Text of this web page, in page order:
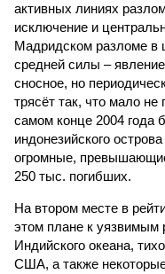
активных линиях
исключение и
Мадридском разломе в
средней силы –
сносное, но
трясёт так, что мало не
самом конце 2004 года
индонезийского
огромные,
250 тыс. погибших.
На втором месте в
этом плане к уязвимым
Индийского океана,
США, а также